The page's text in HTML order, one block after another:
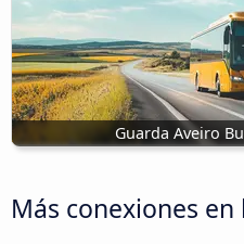
Guarda Aveiro
Más conexiones